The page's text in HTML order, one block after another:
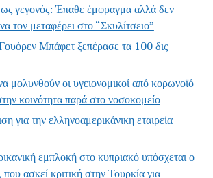
γεγονός: Έπαθε έμφραγμα αλλά δεν
τον μεταφέρει στο “Σκυλίτσειο”
Μπάφετ ξεπέρασε τα 100 δις
μολυνθούν οι υγειονομικοί από κορωνοϊό
κοινότητα παρά στο νοσοκομείο
για την ελληνοαμερικάνικη εταιρεία
εμπλοκή στο κυπριακό υπόσχεται ο
ασκεί κριτική στην Τουρκία για